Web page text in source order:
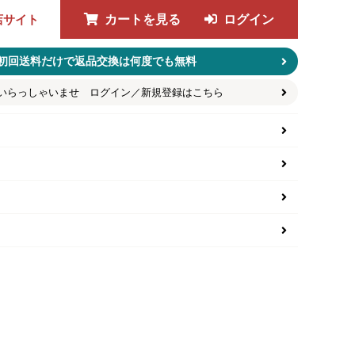
イト カートを見る ログイン
回送料だけで返品交換は何度でも無料
らっしゃいませ ログイン／新規登録はこちら